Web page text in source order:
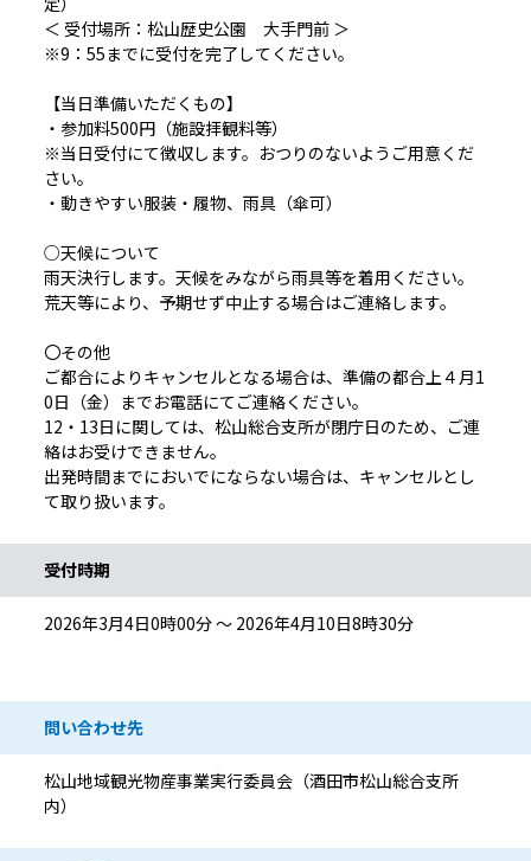
＜ 受付場所：松山歴史公園 大手門前 ＞
※9：55までに受付を完了してください。
【当日準備いただくもの】
・参加料500円（施設拝観料等）
※当日受付にて徴収します。おつりのないようご用意くだ
さい。
・動きやすい服装・履物、雨具（傘可）
○天候について
雨天決行します。天候をみながら雨具等を着用ください。
荒天等により、予期せず中止する場合はご連絡します。
〇その他
ご都合によりキャンセルとなる場合は、準備の都合上４月1
0日（金）までお電話にてご連絡ください。
12・13日に関しては、松山総合支所が閉庁日のため、ご連
絡はお受けできません。
出発時間までにおいでにならない場合は、キャンセルとし
て取り扱います。
受付時期
2026年3月4日0時00分 ～ 2026年4月10日8時30分
問い合わせ先
松山地域観光物産事業実行委員会（酒田市松山総合支所
内）